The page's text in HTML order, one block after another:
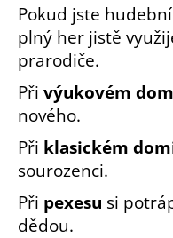
Pokud jste
plný her jistě
prarodiče.
Při výukovém
nového.
Při klasickém
sourozenci.
Při pexesu si
dědou.
D
o
p
o
r
č
u
j